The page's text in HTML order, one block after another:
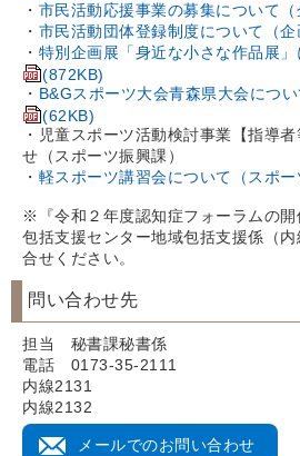
・ 市民活動応援事業の募集について（
・ 市民活動団体登録制度について（企
・ 特別企画展「身近な小さな作品展」
(872KB)
・ B&Gスポーツ大会青森県大会につい
(62KB)
・児童スポーツ活動検討事業【指導
せ（スポーツ振興課）
・ 軽スポーツ講習会について（スポー
※『令和２年度認知症フォーラムの
包括支援センター地域包括支援係（
合せください。
問い合わせ先
担当 秘書課秘書係
電話 0173-35-2111
内線2131
内線2132
メールでのお問い合わせ